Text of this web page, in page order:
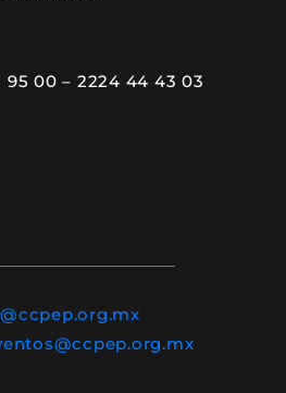
95 00 – 2224 44 43 03